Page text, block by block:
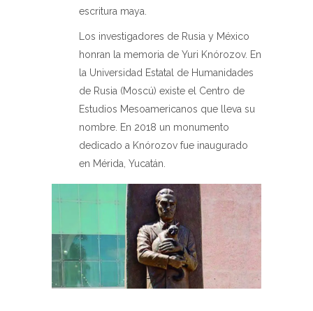
escritura maya.
Los investigadores de Rusia y México
honran la memoria de Yuri Knórozov. En
la Universidad Estatal de Humanidades
de Rusia (Moscú) existe el Centro de
Estudios Mesoamericanos que lleva su
nombre. En 2018 un monumento
dedicado a Knórozov fue inaugurado
en Mérida, Yucatán.